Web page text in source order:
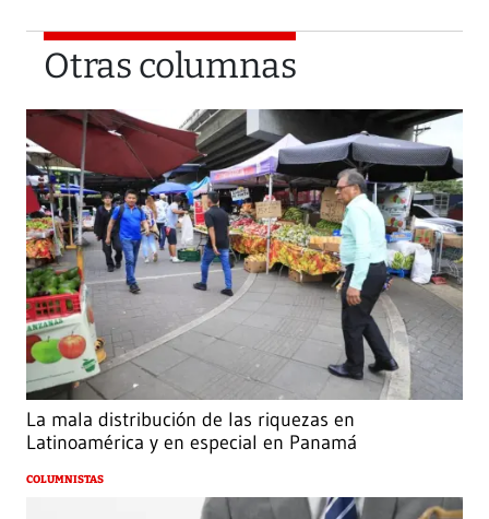
Otras columnas
La mala distribución de las riquezas en
Latinoamérica y en especial en Panamá
COLUMNISTAS